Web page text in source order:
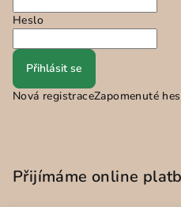
Heslo
Přihlásit se
Nová registraceZapomenuté
Přijímáme online